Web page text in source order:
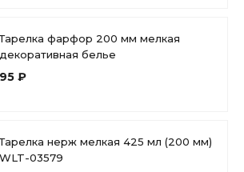
Тарелка фарфор 200 мм мелкая
декоративная белье
95 ₽
Тарелка нерж мелкая 425 мл (200 мм)
WLT-03579